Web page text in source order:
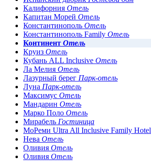
Калифорния Отель
Капитан Морей Отель
Константинополь Отель
Константинополь Family Отель
Континент Отель
Круиз Отель
Кубань ALL Inclusive Отель
Ла Мелия Отель
Лазурный берег Парк-отель
Луна Парк-отель
Максимус Отель
Мандарин Отель
Марко Поло Отель
Мирабель Гостиница
МоРеми Ultra All Inclusive Family Hotel
Нева Отель
Оливия Отель
Оливия Отель